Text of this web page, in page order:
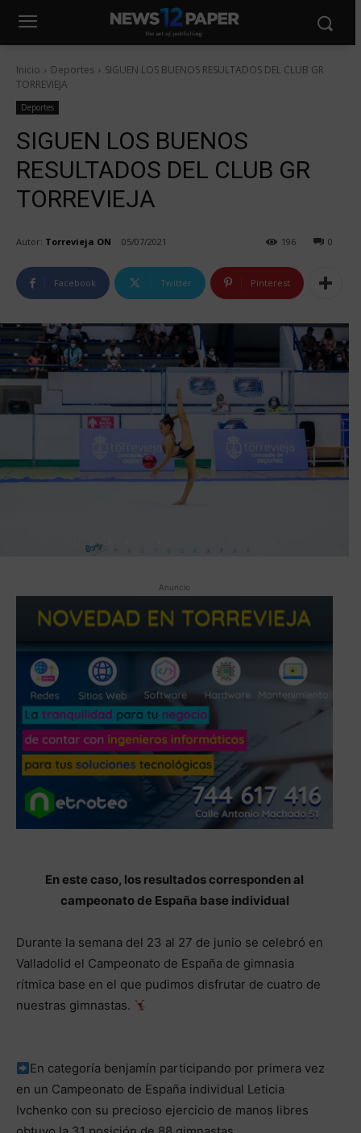
Inicio Deportes
SIGUEN LOS BUENOS RESULTADOS DEL CLUB GR
TORREVIEJA
Deportes
SIGUEN LOS BUENOS
RESULTADOS DEL CLUB GR
TORREVIEJA
Autor: Torrevieja ON 05/07/2021 0
196
Facebook Twitter Pinterest
Anuncio
En este caso, los resultados corresponden al
campeonato de España base individual
Durante la semana del 23 al 27 de junio se celebró en
Valladolid el Campeonato de España de gimnasia
rítmica base en el que pudimos disfrutar de cuatro de
nuestras gimnastas.
En categoría benjamín participando por primera vez
en un Campeonato de España individual Leticia
Ivchenko con su precioso ejercicio de manos libres